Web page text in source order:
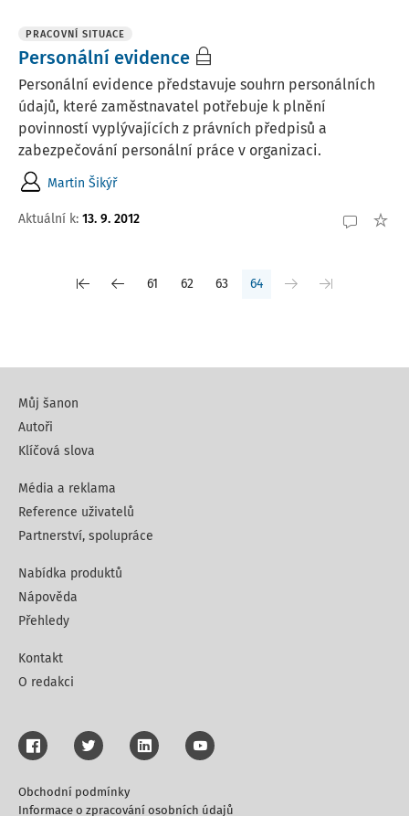
PRACOVNÍ SITUACE
Personální evidence
Personální evidence představuje souhrn personálních
údajů, které zaměstnavatel potřebuje k plnění
povinností vyplývajících z právních předpisů a
zabezpečování personální práce v organizaci.
Martin Šikýř
Aktuální k: 13. 9. 2012
61 62 63 64
Můj šanon
Autoři
Klíčová slova
Média a reklama
Reference uživatelů
Partnerství, spolupráce
Nabídka produktů
Nápověda
Přehledy
Kontakt
O redakci
Obchodní podmínky
Informace o zpracování osobních údajů